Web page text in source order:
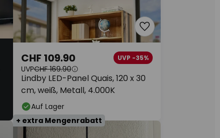
Lindby LED-Panel Quais, 120 x 30
cm, weiß, Metall, 4.000K
CHF 109.90 UVP -35%
UVPCHF 169.90
Auf Lager
+ extra Mengenrabatt